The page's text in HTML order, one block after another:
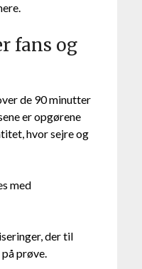
fans og
de 90 minutter
er opgørene
hvor sejre og
med
der til
prøve.